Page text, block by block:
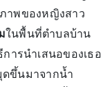
ภาพของหญิงสาว
ในพื้นที่ตำบลบ้าน
การนำเสนอของเธอ
ดขึ้นมาจากนํ้า